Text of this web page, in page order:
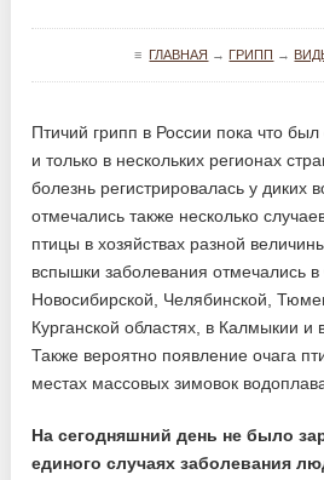
≡ ГЛАВНАЯ → ГРИПП →
Птичий грипп в России пока что
и только в нескольких регионах
болезнь регистрировалась у диких
отмечались также несколько
птицы в хозяйствах разной
вспышки заболевания отмечались в
Новосибирской, Челябинской,
Курганской областях, в Калмыкии и
Также вероятно появление очага
местах массовых зимовок
На сегодняшний день не было
единого случаях заболевания